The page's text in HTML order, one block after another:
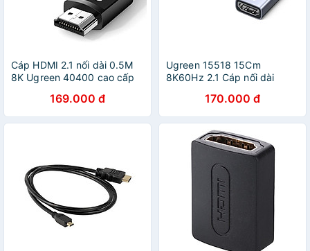
Cáp HDMI 2.1 nối dài 0.5M
8K Ugreen 40400 cao cấp
169.000 đ
Ugreen 15518 15Cm
8K60Hz 2.1 Cáp nối dài
20015518 - Hàng chính
hãng
170.000 đ